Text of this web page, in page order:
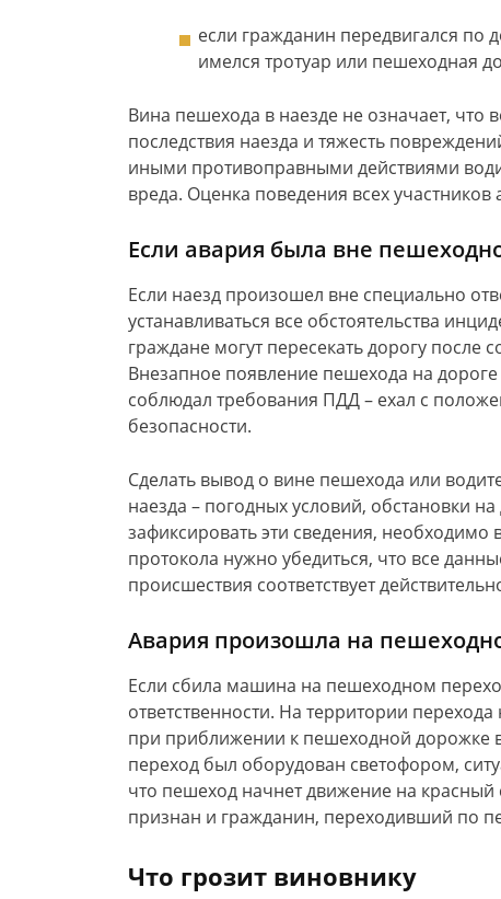
если гражданин передвигался
имелся тротуар или пешеходная
Вина пешехода в наезде не означает, что
последствия наезда и тяжесть
иными противоправными действиями
вреда. Оценка поведения всех
Если авария была вне
Если наезд произошел вне специально
устанавливаться все обстоятельства
граждане могут пересекать дорогу
Внезапное появление пешехода на
соблюдал требования ПДД – ехал с
безопасности.
Сделать вывод о вине пешехода или
наезда – погодных условий, обстановки
зафиксировать эти сведения,
протокола нужно убедиться, что все
происшествия соответствует
Авария произошла на
Если сбила машина на пешеходном
ответственности. На территории
при приближении к пешеходной дорожке
переход был оборудован светофором,
что пешеход начнет движение на
признан и гражданин, переходивший по
Что грозит виновнику